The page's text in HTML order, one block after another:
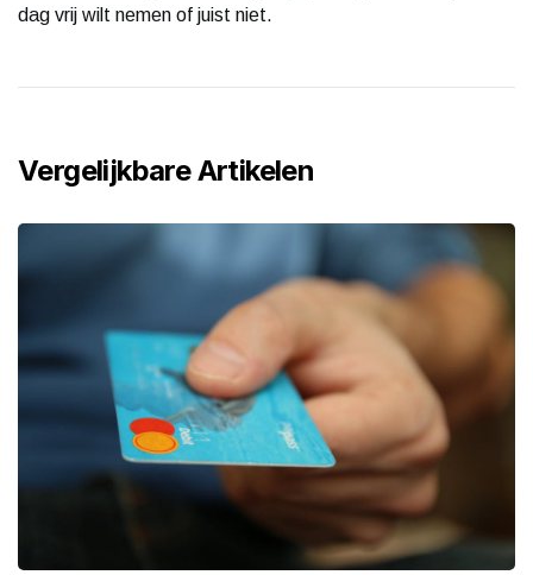
dag vrij wilt nemen of juist niet.
Vergelijkbare Artikelen